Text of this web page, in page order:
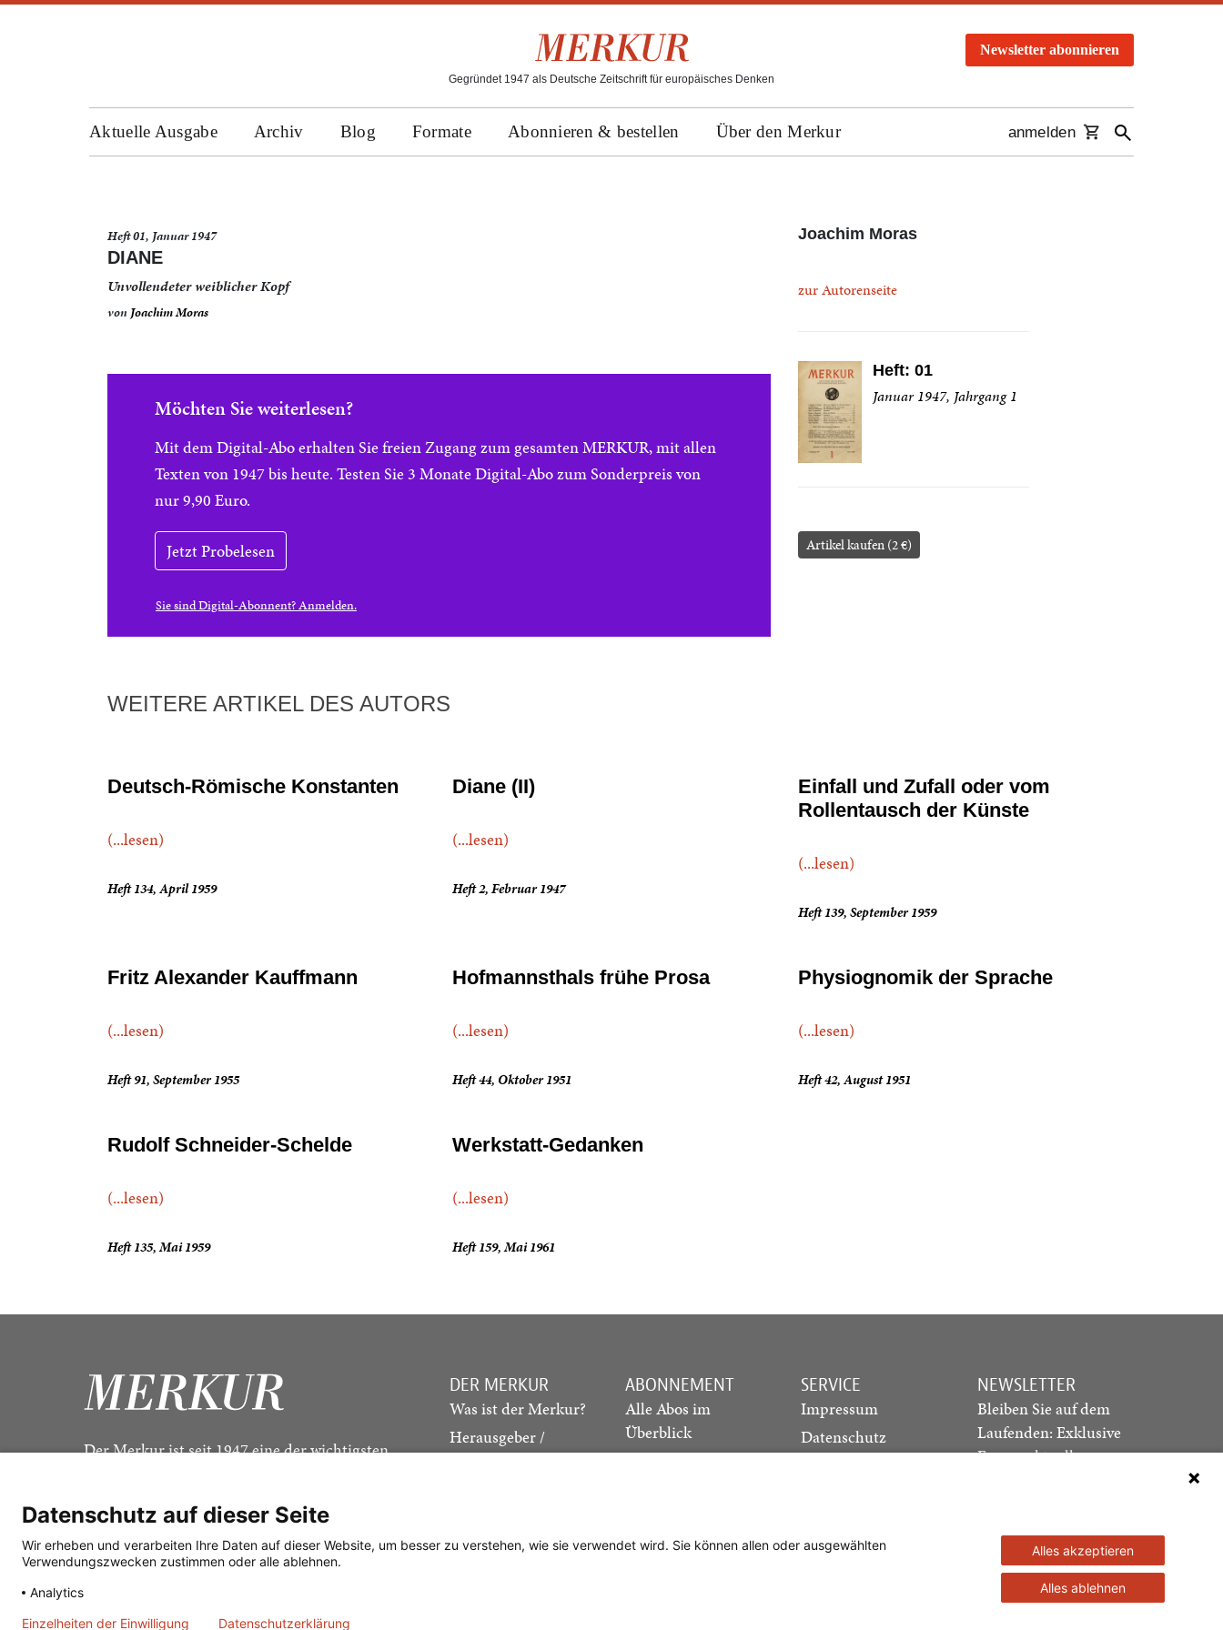
Gegründet 1947 als Deutsche Zeitschrift für europäisches Denken
Newsletter abonnieren
Aktuelle Ausgabe Archiv Blog Formate Abonnieren & bestellen Über den Merkur anmelden
Heft 01, Januar 1947
DIANE
Unvollendeter weiblicher Kopf
von Joachim Moras
Möchten Sie weiterlesen?
Mit dem Digital-Abo erhalten Sie freien Zugang zum gesamten MERKUR, mit allen
Texten von 1947 bis heute. Testen Sie 3 Monate Digital-Abo zum Sonderpreis von
nur 9,90 Euro.
Jetzt Probelesen
Sie sind Digital-Abonnent? Anmelden.
Joachim Moras
zur Autorenseite
Heft: 01
Januar 1947, Jahrgang 1
Artikel kaufen (2 €)
WEITERE ARTIKEL DES AUTORS
Deutsch-Römische Konstanten
(...lesen)
Heft 134, April 1959
Diane (II)
(...lesen)
Heft 2, Februar 1947
Einfall und Zufall oder vom
Rollentausch der Künste
(...lesen)
Heft 139, September 1959
Fritz Alexander Kauffmann
(...lesen)
Heft 91, September 1955
Hofmannsthals frühe Prosa
(...lesen)
Heft 44, Oktober 1951
Physiognomik der Sprache
(...lesen)
Heft 42, August 1951
Rudolf Schneider-Schelde
(...lesen)
Heft 135, Mai 1959
Werkstatt-Gedanken
(...lesen)
Heft 159, Mai 1961
Der Merkur ist seit 1947 eine der wichtigsten
DER MERKUR
Was ist der Merkur?
Herausgeber /
Redaktion
ABONNEMENT
Alle Abos im
Überblick
Print-Abo
Studierenden-Abo
SERVICE
Impressum
Datenschutz
NEWSLETTER
Bleiben Sie auf dem
Laufenden: Exklusive
Essays, aktuelle
Newsletter abonnieren
Datenschutz auf dieser Seite
Wir erheben und verarbeiten Ihre Daten auf dieser Website, um besser zu verstehen, wie sie verwendet wird. Sie können allen oder ausgewählten
Verwendungszwecken zustimmen oder alle ablehnen.
Analytics
Alles akzeptieren
Alles ablehnen
Einzelheiten der Einwilligung Datenschutzerklärung